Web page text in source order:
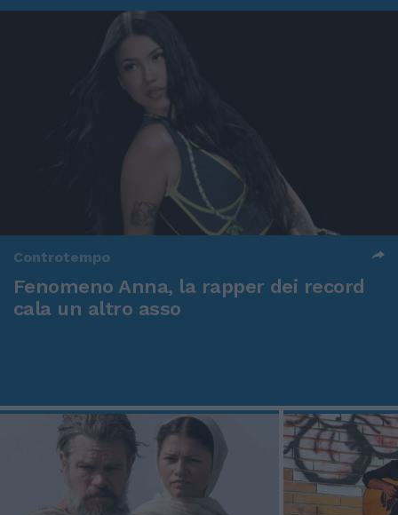
Controtempo
Fenomeno Anna, la rapper dei record
cala un altro asso